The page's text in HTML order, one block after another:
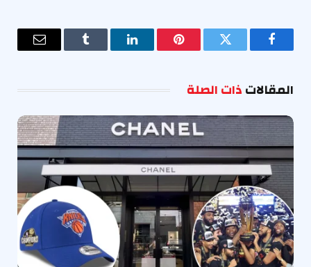
فيسبوك تويتر بينتيريستلينكدإن Tumblr
البريد
المقالاتذات الصلة